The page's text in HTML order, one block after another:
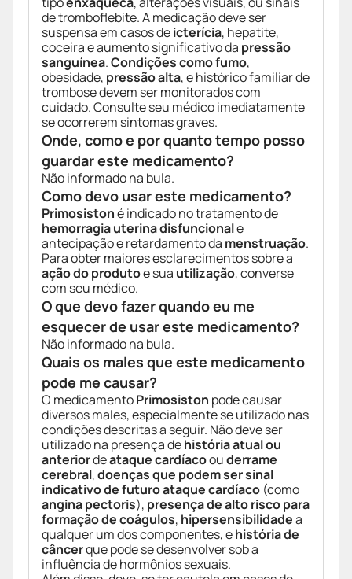
de tromboflebite. A medicação deve ser
suspensa em casos deicterícia, hepatite,
coceira e aumento significativo da pressão
sanguínea.Condições como fumo,
obesidade, pressão alta, e histórico familiar de
trombose devem ser monitorados com
cuidado. Consulte seu médico imediatamente
se ocorrerem sintomas graves.
Onde, como e por quanto tempo posso
guardar este medicamento?
Não informado na bula.
Como devo usar este medicamento?
Primosistoné indicado no tratamento de
hemorragia uterina disfuncionale
antecipação e retardamento da menstruação.
Para obter maiores esclarecimentos sobre a
ação do produtoe sua utilização, converse
com seu médico.
O que devo fazer quando eu me
esquecer de usar este medicamento?
Não informado na bula.
Quais os males que este medicamento
pode me causar?
O medicamentoPrimosiston pode causar
diversos males, especialmente se utilizado nas
condições descritas a seguir. Não deve ser
utilizado na presença dehistória atual ou
anteriordeataque cardíacoouderrame
cerebral,doenças que podem ser sinal
indicativo de futuro ataque cardíaco (como
angina pectoris), presença de alto risco para
formação de coágulos, hipersensibilidadea
qualquer um dos componentes, ehistória de
câncerque pode se desenvolver sob a
influência de hormônios sexuais.